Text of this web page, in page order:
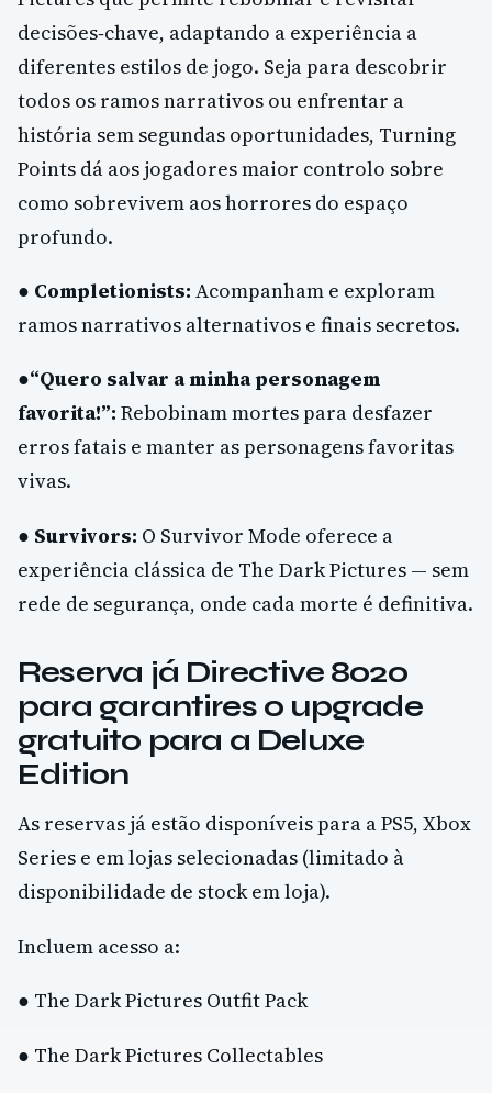
decisões‑chave, adaptando a experiência a
diferentes estilos de jogo. Seja para descobrir
todos os ramos narrativos ou enfrentar a
história sem segundas oportunidades, Turning
Points dá aos jogadores maior controlo sobre
como sobrevivem aos horrores do espaço
profundo.
● Completionists: Acompanham e exploram
ramos narrativos alternativos e finais secretos.
●“Quero salvar a minha personagem
favorita!”: Rebobinam mortes para desfazer
erros fatais e manter as personagens favoritas
vivas.
● Survivors: O Survivor Mode oferece a
experiência clássica de The Dark Pictures — sem
rede de segurança, onde cada morte é definitiva.
Reserva já Directive 8020
para garantires o upgrade
gratuito para a Deluxe
Edition
As reservas já estão disponíveis para a PS5, Xbox
Series e em lojas selecionadas (limitado à
disponibilidade de stock em loja).
Incluem acesso a:
● The Dark Pictures Outfit Pack
● The Dark Pictures Collectables